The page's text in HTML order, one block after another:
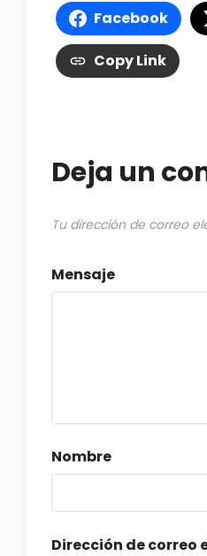
Facebook
Copy Link
Deja un
Tu dirección de correo
Mensaje
Nombre
Dirección de correo